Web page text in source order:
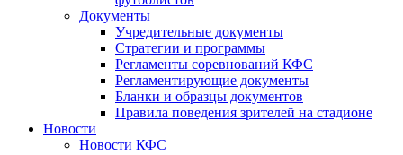
Документы
Учредительные документы
Стратегии и программы
Регламенты соревнований КФС
Регламентирующие документы
Бланки и образцы документов
Правила поведения зрителей на стадионе
Новости
Новости КФС